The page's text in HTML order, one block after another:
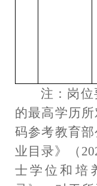
注：岗
的最高学历
码参考教育
业目录》（
士学位和培